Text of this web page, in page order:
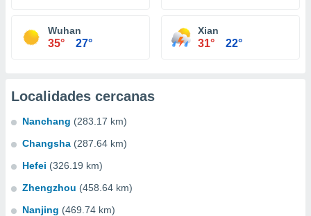
Wuhan
35° 27°
Xian
31° 22°
Localidades cercanas
Nanchang (283.17 km)
Changsha (287.64 km)
Hefei (326.19 km)
Zhengzhou (458.64 km)
Nanjing (469.74 km)